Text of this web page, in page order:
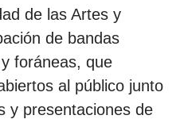
de las Artes y
de bandas
foráneas, que
al público junto
y presentaciones de